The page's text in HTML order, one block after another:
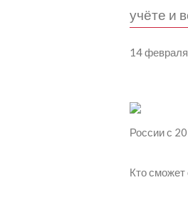
учёте и
14
России с
Кто